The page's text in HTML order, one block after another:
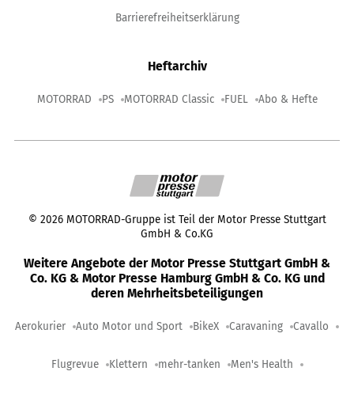
Barrierefreiheitserklärung
Heftarchiv
MOTORRAD PS MOTORRAD Classic FUEL Abo & Hefte
© 2026 MOTORRAD-Gruppe ist Teil der Motor Presse Stuttgart
GmbH & Co.KG
Weitere Angebote der Motor Presse Stuttgart GmbH &
Co. KG & Motor Presse Hamburg GmbH & Co. KG und
deren Mehrheitsbeteiligungen
Aerokurier Auto Motor und Sport BikeX Caravaning Cavallo
Flugrevue Klettern mehr-tanken Men's Health